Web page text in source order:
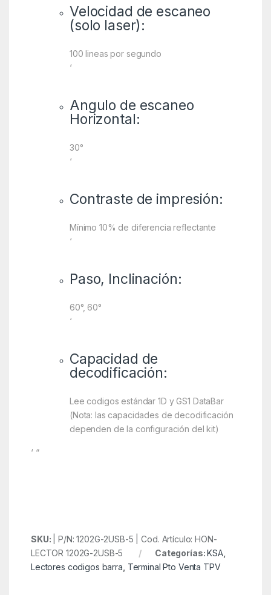
Velocidad de escaneo
(solo laser):
100 lineas por segundo
‘
Angulo de escaneo
Horizontal:
30°
‘
Contraste de impresión:
Mínimo 10% de diferencia reflectante
‘
Paso, Inclinación:
60°, 60°
‘
Capacidad de
decodificación:
Lee codigos estándar 1D y GS1 DataBar
(Nota: las capacidades de decodificación
dependen de la configuración del kit)
‘ “
SKU:
| P/N: 1202G-2USB-5 | Cod. Artículo: HON-
LECTOR 1202G-2USB-5
Categorías:KSA,
Lectores codigos barra Terminal Pto Venta TPV